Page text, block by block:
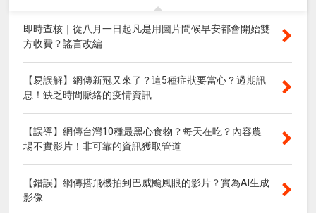
即時查核｜從八月一日起凡是用圖片問候早安都會開始雙
方收費？謠言改編
【易誤解】網傳新冠又來了？這5種症狀要當心？過期訊
息！缺乏時間脈絡的疫情資訊
【誤導】網傳台灣10種最黑心食物？每天在吃？內容農
場不實影片！非可靠的資訊獲取管道
【錯誤】網傳搭飛機拍到巴威颱風眼的影片？實為AI生成
影像